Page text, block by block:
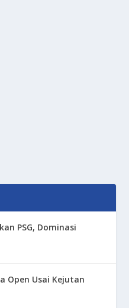
PSG, Dominasi
Open Usai Kejutan